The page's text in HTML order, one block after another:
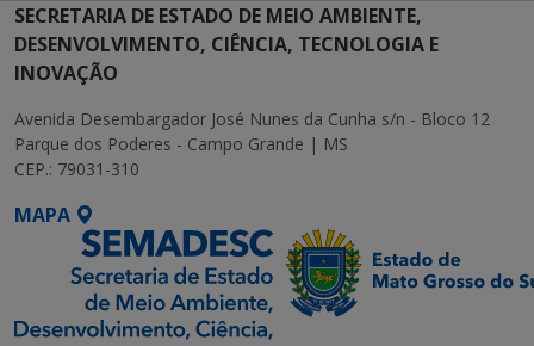
SECRETARIA DE ESTADO DE MEIO AMBIENTE,
DESENVOLVIMENTO, CIÊNCIA, TECNOLOGIA E
INOVAÇÃO
Avenida Desembargador José Nunes da Cunha s/n - Bloco 12
Parque dos Poderes - Campo Grande | MS
CEP.: 79031-310
MAPA